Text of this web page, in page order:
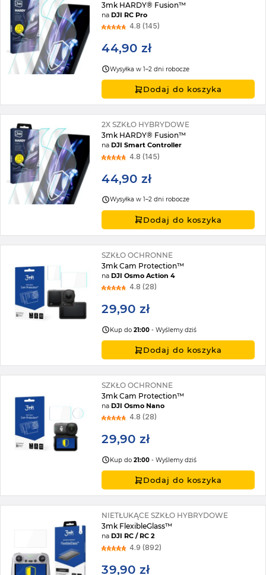
3mk HARDY® Fusion™
naDJI RC Pro
4.8 (145)
44,90 zł
Wysyłka w 1–2 dni robocze
Dodaj do koszyka
2X SZKŁO HYBRYDOWE
3mk HARDY® Fusion™
naDJI Smart Controller
4.8 (145)
44,90 zł
Wysyłka w 1–2 dni robocze
Dodaj do koszyka
SZKŁO OCHRONNE
3mk Cam Protection™
naDJI Osmo Action 4
4.8 (28)
29,90 zł
Kup do21:00 - Wyślemy dziś
Dodaj do koszyka
SZKŁO OCHRONNE
3mk Cam Protection™
naDJI Osmo Nano
4.8 (28)
29,90 zł
Kup do21:00 - Wyślemy dziś
Dodaj do koszyka
NIETŁUKĄCE SZKŁO HYBRYDOWE
3mk FlexibleGlass™
naDJI RC / RC 2
4.9 (892)
39,90 zł